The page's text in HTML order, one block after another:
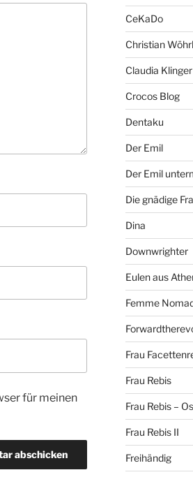
für meinen
CeKaDo
Christian Wöhrl
Claudia Klinger
Crocos Blog
Dentaku
Der Emil
Der Emil
Die gnädige
Dina
Downwrighter
Eulen aus
Femme
Frau
Frau Rebis
Frau Rebis –
Frau Rebis II
Freihändig